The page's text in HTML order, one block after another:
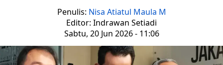
Penulis: Nisa Atiatul Maula M
Editor: Indrawan Setiadi
Sabtu, 20 Jun 2026 - 11:06